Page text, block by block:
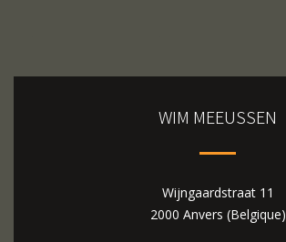
WIM MEEUSSEN
Wijngaardstraat 11
2000 Anvers (Belgique)